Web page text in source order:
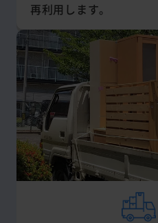
再利用します。